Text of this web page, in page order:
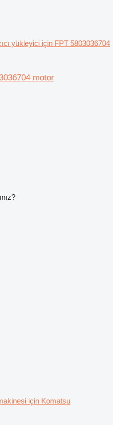
yükleyici için FPT 5803036704
motor
için Komatsu